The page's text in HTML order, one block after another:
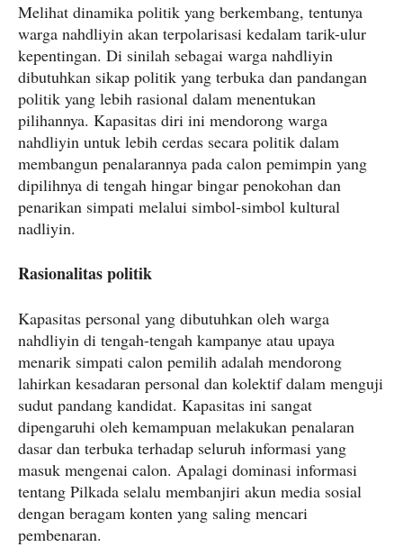
Melihat dinamika politik yang berkembang, tentunya
warga nahdliyin akan terpolarisasi kedalam tarik-ulur
kepentingan. Di sinilah sebagai warga nahdliyin
dibutuhkan sikap politik yang terbuka dan pandangan
politik yang lebih rasional dalam menentukan
pilihannya. Kapasitas diri ini mendorong warga
nahdliyin untuk lebih cerdas secara politik dalam
membangun penalarannya pada calon pemimpin yang
dipilihnya di tengah hingar bingar penokohan dan
penarikan simpati melalui simbol-simbol kultural
nadliyin.
Rasionalitas politik
Kapasitas personal yang dibutuhkan oleh warga
nahdliyin di tengah-tengah kampanye atau upaya
menarik simpati calon pemilih adalah mendorong
lahirkan kesadaran personal dan kolektif dalam menguji
sudut pandang kandidat. Kapasitas ini sangat
dipengaruhi oleh kemampuan melakukan penalaran
dasar dan terbuka terhadap seluruh informasi yang
masuk mengenai calon. Apalagi dominasi informasi
tentang Pilkada selalu membanjiri akun media sosial
dengan beragam konten yang saling mencari
pembenaran.